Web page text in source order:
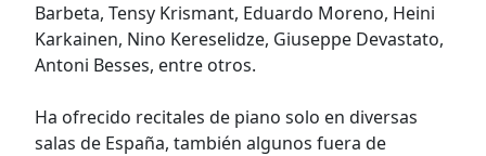
Barbeta, Tensy Krismant, Eduardo Moreno, Heini
Karkainen, Nino Kereselidze, Giuseppe Devastato,
Antoni Besses, entre otros.
Ha ofrecido recitales de piano solo en diversas
salas de España, también algunos fuera de